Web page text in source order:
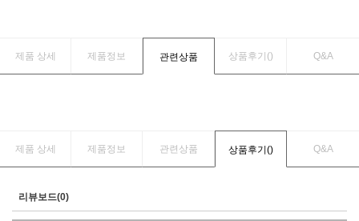
제품 상세 제품정보 관련상품 상품후기() Q&A
제품 상세 제품정보 관련상품 상품후기() Q&A
리뷰보드(0)